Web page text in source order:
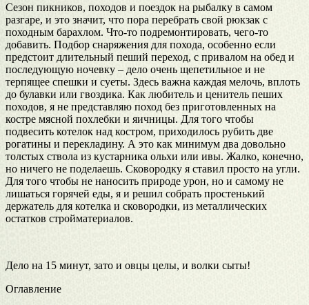
Сезон пикников, походов и поездок на рыбалку в самом
разгаре, и это значит, что пора перебрать свой рюкзак с
походным барахлом. Что-то подремонтировать, чего-то
добавить. Подбор снаряжения для похода, особенно если
предстоит длительный пеший переход, с привалом на обед и
последующую ночевку – дело очень щепетильное и не
терпящее спешки и суеты. Здесь важна каждая мелочь, вплоть
до булавки или гвоздика. Как любитель и ценитель пеших
походов, я не представляю поход без приготовленных на
костре мясной похлебки и яичницы. Для того чтобы
подвесить котелок над костром, приходилось рубить две
рогатины и перекладину. А это как минимум два довольно
толстых ствола из кустарника ольхи или ивы. Жалко, конечно,
но ничего не поделаешь. Сковородку я ставил просто на угли.
Для того чтобы не наносить природе урон, но и самому не
лишаться горячей еды, я и решил собрать простенький
держатель для котелка и сковородки, из металлических
остатков стройматериалов.
Дело на 15 минут, зато и овцы целы, и волки сыты!
Оглавление